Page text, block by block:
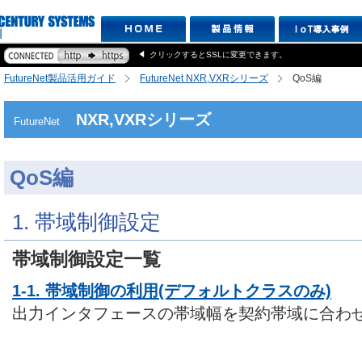
クリックするとSSLに変更できます。
FutureNet製品活用ガイド FutureNet NXR,VXRシリーズ QoS編
FutureNet NXR,VXRシリーズ
QoS編
1. 帯域制御設定
帯域制御設定一覧
1-1. 帯域制御の利用(デフォルトクラスのみ)
出力インタフェースの帯域幅を契約帯域に合わ